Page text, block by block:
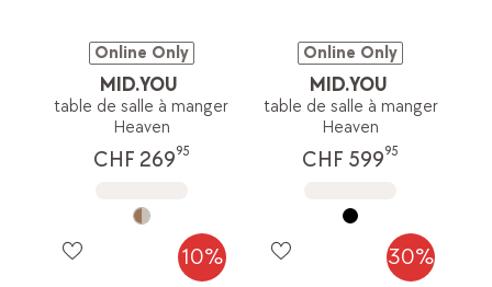
Online Only
MID.YOU
table de salle à manger
Heaven
CHF 26995
Online Only
MID.YOU
table de salle à manger
Heaven
CHF 59995
10% 30%